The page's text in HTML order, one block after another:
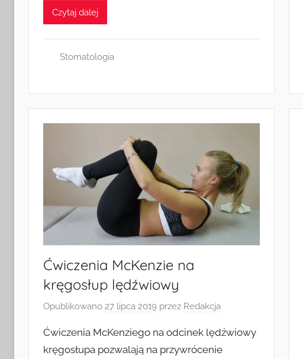
Czytaj dalej
Stomatologia
Ćwiczenia McKenzie na
kręgosłup lędźwiowy
Opublikowano 27 lipca 2019 przez Redakcja
Ćwiczenia McKenziego na odcinek lędźwiowy
kręgosłupa pozwalają na przywrócenie